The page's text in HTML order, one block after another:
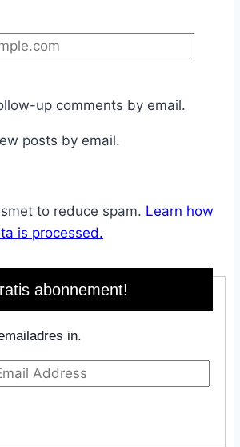
up comments by email.
posts by email.
to reduce spam. Learn how
is processed.
abonnement!
in.